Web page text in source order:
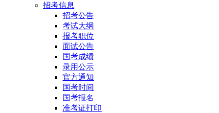
招考信息
招考公告
考试大纲
报考职位
面试公告
国考成绩
录用公示
官方通知
国考时间
国考报名
准考证打印